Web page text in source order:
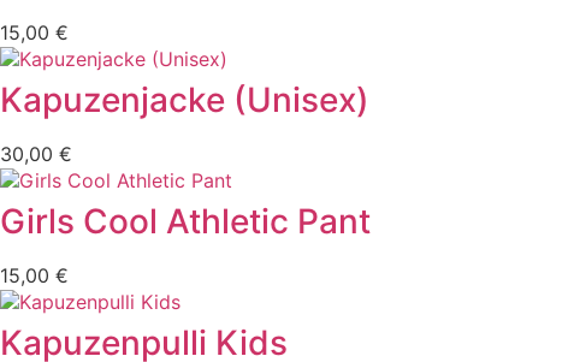
15,00 €
Kapuzenjacke (Unisex)
30,00 €
Girls Cool Athletic Pant
15,00 €
Kapuzenpulli Kids